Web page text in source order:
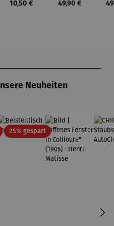
elle -
Regulärer Preis:
10,50 €
Rand - Ø
Regulärer Preis:
49,90 €
Ø
Neuheiten
25% gespartRabatt